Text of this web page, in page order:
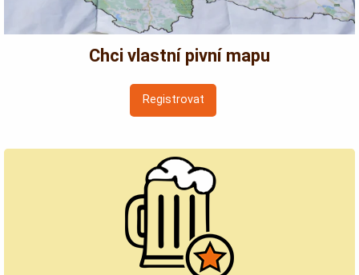
Chci vlastní pivní mapu
Registrovat